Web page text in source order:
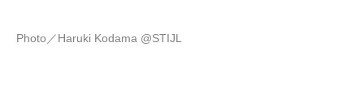
Photo／Haruki Kodama @STIJL